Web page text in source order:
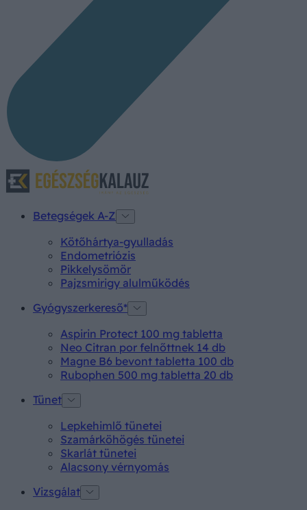
Betegségek A-Z
Kötőhártya-gyulladás
Endometriózis
Pikkelysömör
Pajzsmirigy alulműködés
Gyógyszerkereső*
Aspirin Protect 100 mg tabletta
Neo Citran por felnőttnek 14 db
Magne B6 bevont tabletta 100 db
Rubophen 500 mg tabletta 20 db
Tünet
Lepkehimlő tünetei
Szamárköhögés tünetei
Skarlát tünetei
Alacsony vérnyomás
Vizsgálat